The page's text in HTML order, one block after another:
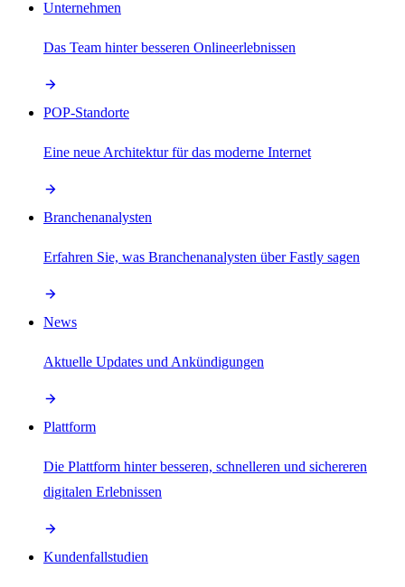
Unternehmen
Das Team hinter besseren Onlineerlebnissen
POP-Standorte
Eine neue Architektur für das moderne Internet
Branchenanalysten
Erfahren Sie, was Branchenanalysten über Fastly sagen
News
Aktuelle Updates und Ankündigungen
Plattform
Die Plattform hinter besseren, schnelleren und sichereren
digitalen Erlebnissen
Kundenfallstudien